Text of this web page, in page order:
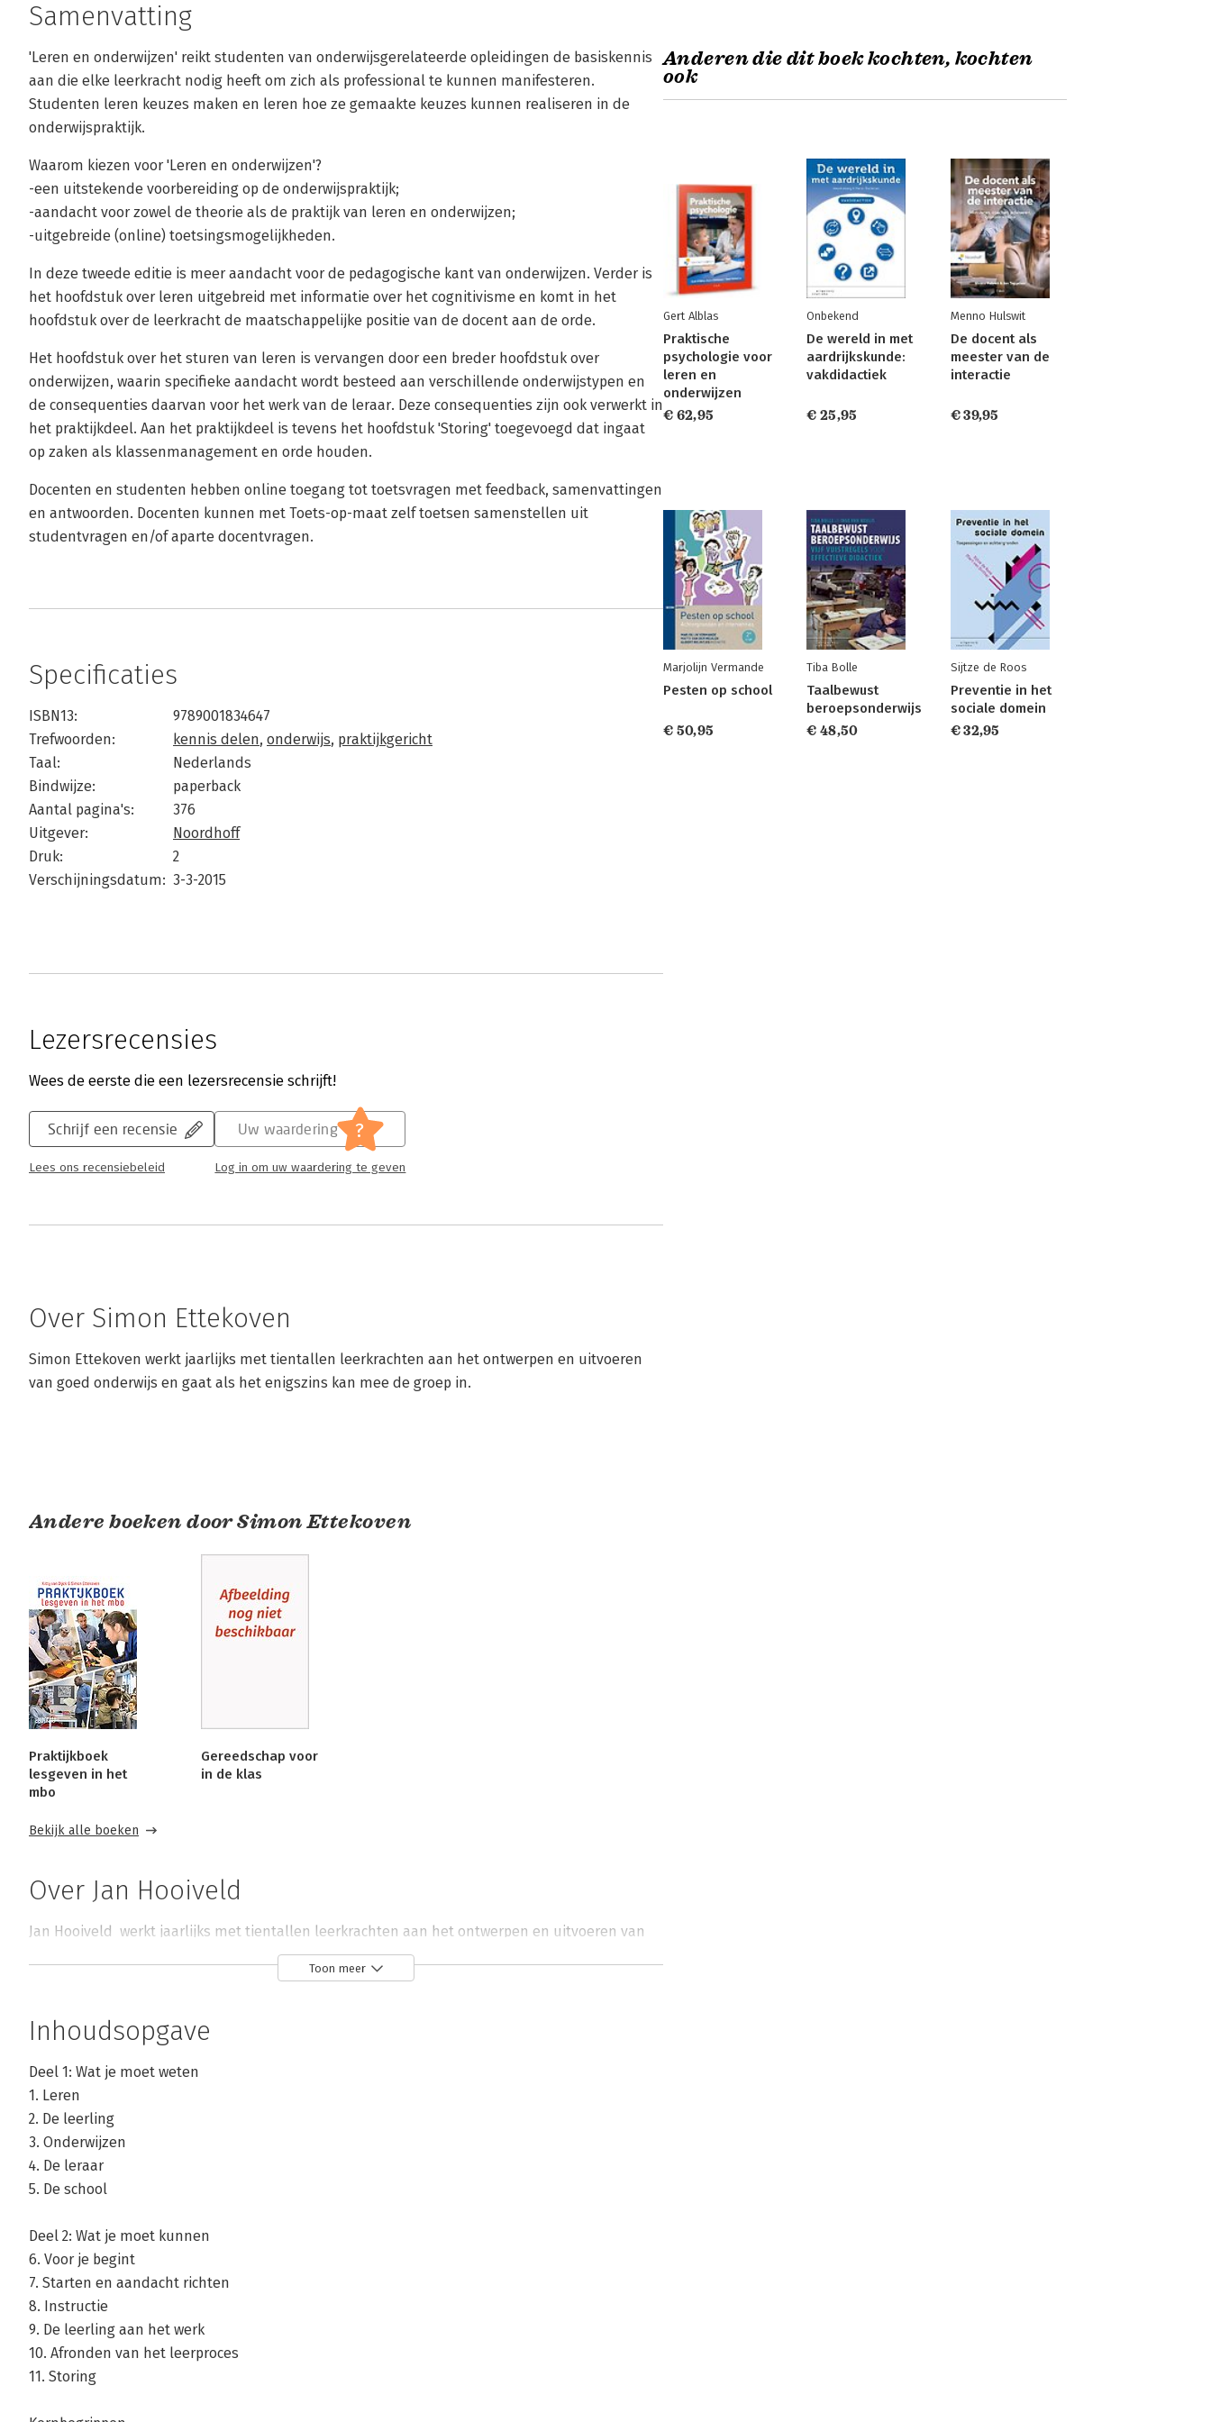
Samenvatting
'Leren en onderwijzen' reikt studenten van onderwijsgerelateerde opleidingen de basiskennis
aan die elke leerkracht nodig heeft om zich als professional te kunnen manifesteren.
Studenten leren keuzes maken en leren hoe ze gemaakte keuzes kunnen realiseren in de
onderwijspraktijk.
Waarom kiezen voor 'Leren en onderwijzen'?
-een uitstekende voorbereiding op de onderwijspraktijk;
-aandacht voor zowel de theorie als de praktijk van leren en onderwijzen;
-uitgebreide (online) toetsingsmogelijkheden.
In deze tweede editie is meer aandacht voor de pedagogische kant van onderwijzen. Verder is
het hoofdstuk over leren uitgebreid met informatie over het cognitivisme en komt in het
hoofdstuk over de leerkracht de maatschappelijke positie van de docent aan de orde.
Het hoofdstuk over het sturen van leren is vervangen door een breder hoofdstuk over
onderwijzen, waarin specifieke aandacht wordt besteed aan verschillende onderwijstypen en
de consequenties daarvan voor het werk van de leraar. Deze consequenties zijn ook verwerkt in
het praktijkdeel. Aan het praktijkdeel is tevens het hoofdstuk 'Storing' toegevoegd dat ingaat
op zaken als klassenmanagement en orde houden.
Docenten en studenten hebben online toegang tot toetsvragen met feedback, samenvattingen
en antwoorden. Docenten kunnen met Toets-op-maat zelf toetsen samenstellen uit
studentvragen en/of aparte docentvragen.
Specificaties
ISBN13:
9789001834647
Trefwoorden:
kennis delen, onderwijs, praktijkgericht
Taal:
Nederlands
Bindwijze:
paperback
Aantal pagina's:
376
Uitgever:
Noordhoff
Druk:
2
Verschijningsdatum: 3-3-2015
Lezersrecensies
Wees de eerste die een lezersrecensie schrijft!
Schrijf een recensie
Lees ons recensiebeleid
Uw waardering ?
Log in om uw waardering te geven
Over Simon Ettekoven
Simon Ettekoven werkt jaarlijks met tientallen leerkrachten aan het ontwerpen en uitvoeren
van goed onderwijs en gaat als het enigszins kan mee de groep in.
Andere boeken door Simon Ettekoven
Praktijkboek
lesgeven in het
mbo
Gereedschap voor
in de klas
Bekijk alle boeken
Over Jan Hooiveld
Jan Hooiveld  werkt jaarlijks met tientallen leerkrachten aan het ontwerpen en uitvoeren van
goed onderwijs en gaat als het enigszins kan mee de groep in.
Andere boeken door Jan Hooiveld
Bekijk alle boeken
Toon meer
Inhoudsopgave
Deel 1: Wat je moet weten
1. Leren
2. De leerling
3. Onderwijzen
4. De leraar
5. De school
Deel 2: Wat je moet kunnen
6. Voor je begint
7. Starten en aandacht richten
8. Instructie
9. De leerling aan het werk
10. Afronden van het leerproces
11. Storing
Anderen die dit boek kochten, kochten
ook
Gert Alblas
Praktische
psychologie voor
leren en
onderwijzen
€ 62,95
Onbekend
De wereld in met
aardrijkskunde:
vakdidactiek
€ 25,95
Menno Hulswit
De docent als
meester van de
interactie
€ 39,95
Marjolijn Vermande
Pesten op school
€ 50,95
Tiba Bolle
Taalbewust
beroepsonderwijs
€ 48,50
Sijtze de Roos
Preventie in het
sociale domein
€ 32,95